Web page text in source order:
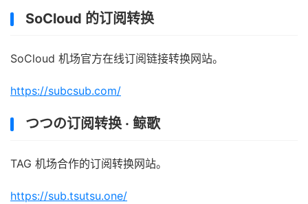
SoCloud 的订阅转换
SoCloud 机场官方在线订阅链接转换网站。
https://subcsub.com/
つつの订阅转换 · 鲸歌
TAG 机场合作的订阅转换网站。
https://sub.tsutsu.one/